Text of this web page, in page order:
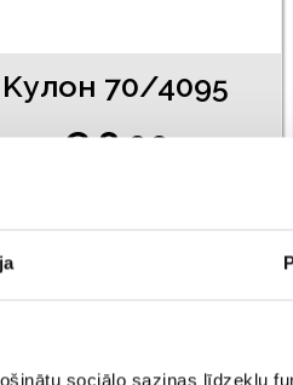
sociālo saziņas līdzekļu
Kулон 70/4095
€ 8.00
АКЦИЯ